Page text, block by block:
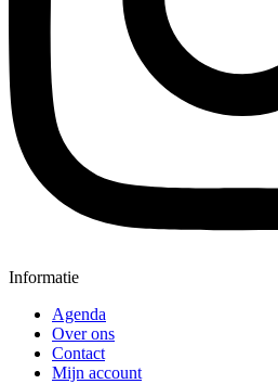
Informatie
Agenda
Over ons
Contact
Mijn account